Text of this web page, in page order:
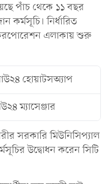
পাঁচ থেকে ১১ বছর
কর্মসূচি। নির্ধারিত
এলাকায় শুরু
হোয়াটসঅ্যাপ
ম্যাসেঞ্জার
সরকারি মিউনিসিপ্যাল
উদ্বোধন করেন সিটি